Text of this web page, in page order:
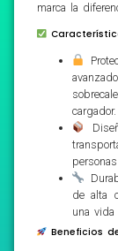
marca la
cargador.
de alta
una
Beneficios